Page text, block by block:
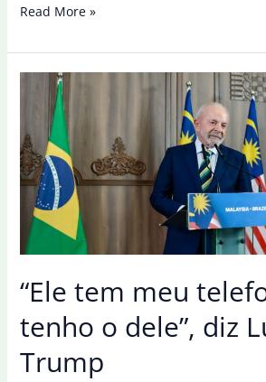
“Todo
sabe
fez”,
diz
Lula
sobre
prisão
Bolsonaro
Read More »
“Ele tem meu
tenho o dele”, diz
Trump